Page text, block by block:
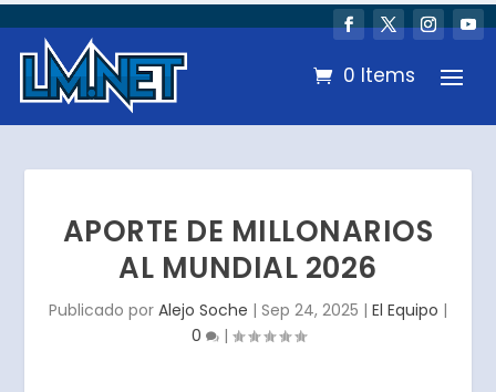
0 Items
APORTE DE MILLONARIOS
AL MUNDIAL 2026
Publicado por Alejo Soche | Sep 24, 2025 | El Equipo |
0
|